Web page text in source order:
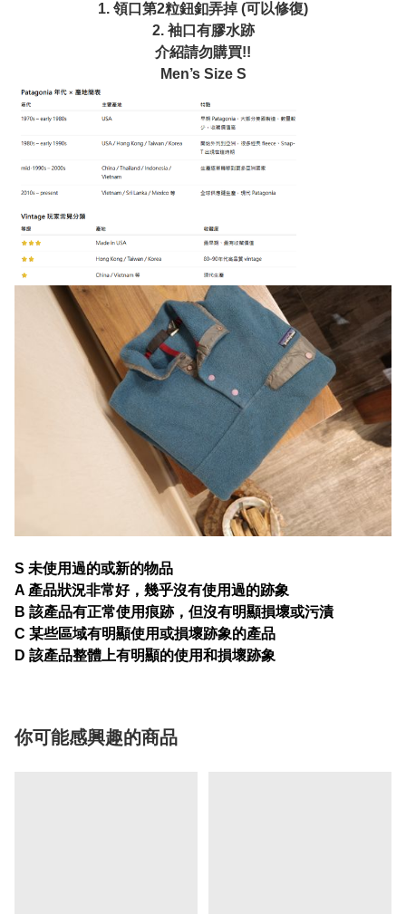
1. 領口第2粒鈕釦弄掉 (可以修復)
2. 袖口有膠水跡
介紹請勿購買!!
Men’s Size S
S 未使用過的或新的物品
A 產品狀況非常好，幾乎沒有使用過的跡象
B 該產品有正常使用痕跡，但沒有明顯損壞或污漬
C 某些區域有明顯使用或損壞跡象的產品
D 該產品整體上有明顯的使用和損壞跡象
你可能感興趣的商品